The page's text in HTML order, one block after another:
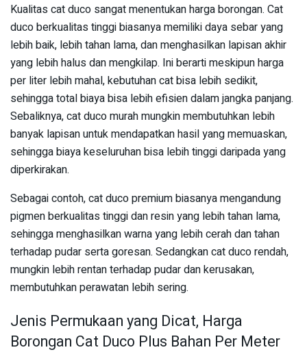
Kualitas cat duco sangat menentukan harga borongan. Cat
duco berkualitas tinggi biasanya memiliki daya sebar yang
lebih baik, lebih tahan lama, dan menghasilkan lapisan akhir
yang lebih halus dan mengkilap. Ini berarti meskipun harga
per liter lebih mahal, kebutuhan cat bisa lebih sedikit,
sehingga total biaya bisa lebih efisien dalam jangka panjang.
Sebaliknya, cat duco murah mungkin membutuhkan lebih
banyak lapisan untuk mendapatkan hasil yang memuaskan,
sehingga biaya keseluruhan bisa lebih tinggi daripada yang
diperkirakan.
Sebagai contoh, cat duco premium biasanya mengandung
pigmen berkualitas tinggi dan resin yang lebih tahan lama,
sehingga menghasilkan warna yang lebih cerah dan tahan
terhadap pudar serta goresan. Sedangkan cat duco rendah,
mungkin lebih rentan terhadap pudar dan kerusakan,
membutuhkan perawatan lebih sering.
Jenis Permukaan yang Dicat, Harga
Borongan Cat Duco Plus Bahan Per Meter